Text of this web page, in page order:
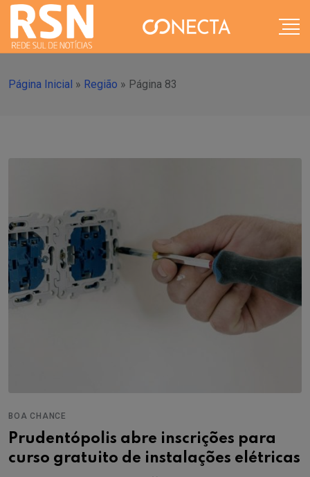
Página Inicial » Região » Página 83
BOA CHANCE
Prudentópolis abre inscrições para
curso gratuito de instalações elétricas